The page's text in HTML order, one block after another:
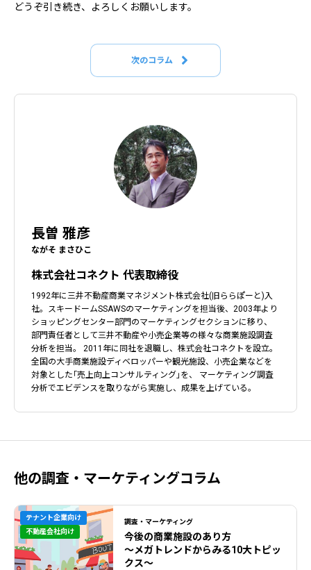
どうぞ引き続き、よろしくお願いします。
次のコラム
長曽 雅彦
ながそ まさひこ
株式会社コネクト 代表取締役
1992年に三井不動産商業マネジメント株式会社(旧ららぽーと)入
社。スキードームSSAWSのマーケティングを担当後、2003年より
ショッピングセンター部門のマーケティングセクションに移り、
部門責任者として三井不動産や小売企業等の様々な商業施設調査
分析を担当。 2011年に同社を退職し、株式会社コネクトを設立。
全国の大手商業施設ディベロッパーや観光施設、小売企業などを
対象とした｢売上向上コンサルティング｣を、 マーケティング調査
分析でエビデンスを取りながら実施し、成果を上げている。
他の調査・マーケティングコラム
調査・マーケティング
今後の商業施設のあり方
〜メガトレンドからみる10大トピッ
クス〜
テナント企業向け
不動産会社向け